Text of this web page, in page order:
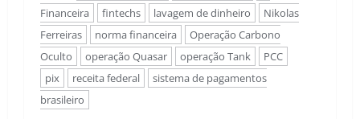
Financeira
fintechs lavagem de dinheiro
Nikolas
Ferreiras
norma financeira
Operação Carbono
Oculto
operação Quasar operação Tank
PCC
pix
receita federal
sistema de pagamentos
brasileiro